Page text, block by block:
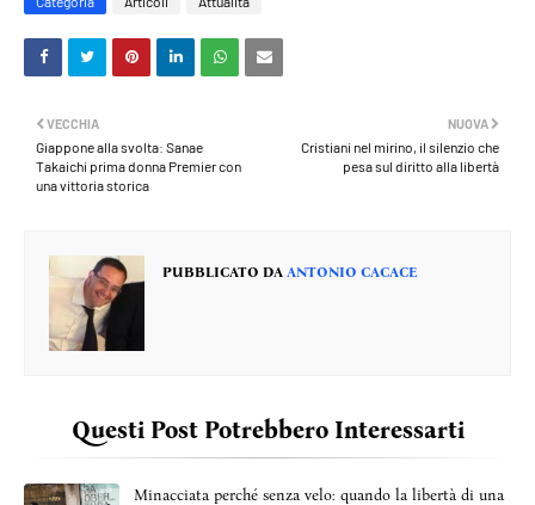
NUOVA
Cristiani nel mirino, il silenzio che
pesa sul diritto alla libertà
VECCHIA
Giappone alla svolta: Sanae
Takaichi prima donna Premier con
una vittoria storica
PUBBLICATO DA ANTONIO CACACE
Questi Post Potrebbero Interessarti
Minacciata perché senza velo: quando la libertà di una